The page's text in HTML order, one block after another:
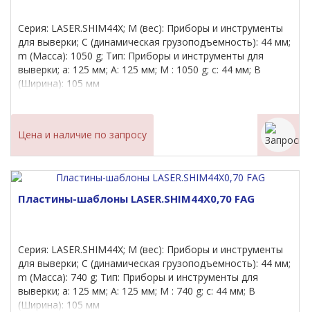
Серия: LASER.SHIM44X; M (вес): Приборы и инструменты
для выверки; C (динамическая грузоподъемность): 44 мм;
m (Масса): 1050 g; Тип: Приборы и инструменты для
выверки; a: 125 мм; A: 125 мм; M : 1050 g; c: 44 мм; B
(Ширина): 105 мм
Цена и наличие по запросу
Пластины-шаблоны LASER.SHIM44X0,70 FAG
Серия: LASER.SHIM44X; M (вес): Приборы и инструменты
для выверки; C (динамическая грузоподъемность): 44 мм;
m (Масса): 740 g; Тип: Приборы и инструменты для
выверки; a: 125 мм; A: 125 мм; M : 740 g; c: 44 мм; B
(Ширина): 105 мм